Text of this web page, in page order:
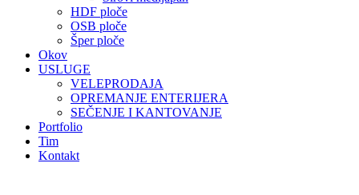
HDF ploče
OSB ploče
Šper ploče
Okov
USLUGE
VELEPRODAJA
OPREMANJE ENTERIJERA
SEČENJE I KANTOVANJE
Portfolio
Tim
Kontakt